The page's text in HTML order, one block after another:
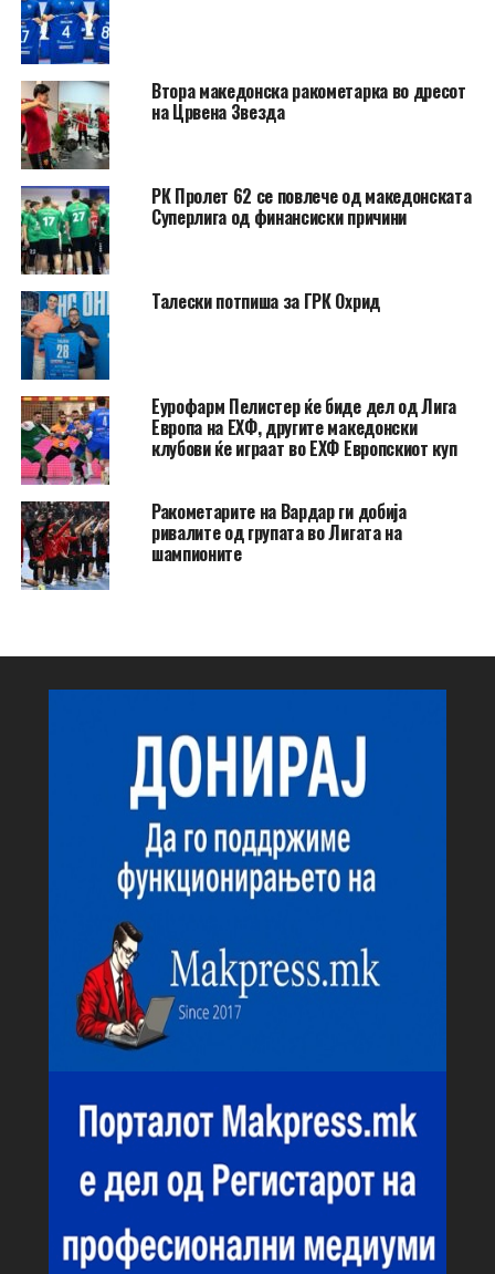
Втора македонска ракометарка во дресот
на Црвена Звезда
РК Пролет 62 се повлече од македонската
Суперлига од финансиски причини
Талески потпиша за ГРК Охрид
Еурофарм Пелистер ќе биде дел од Лига
Европа на ЕХФ, другите македонски
клубови ќе играат во ЕХФ Европскиот куп
Ракометарите на Вардар ги добија
ривалите од групата во Лигата на
шампионите